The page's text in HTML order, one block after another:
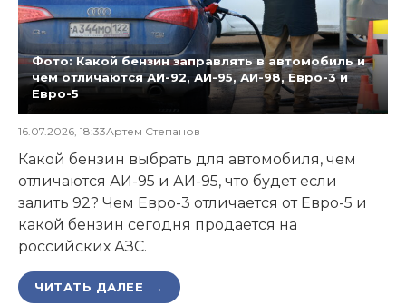
Фото: Какой бензин заправлять в автомобиль и
чем отличаются АИ-92, АИ-95, АИ-98, Евро-3 и
Евро-5
16.07.2026, 18:33Артем Степанов
Какой бензин выбрать для автомобиля, чем
отличаются АИ-95 и АИ-95, что будет если
залить 92? Чем Евро-3 отличается от Евро-5 и
какой бензин сегодня продается на
российских АЗС.
ЧИТАТЬ ДАЛЕЕ →